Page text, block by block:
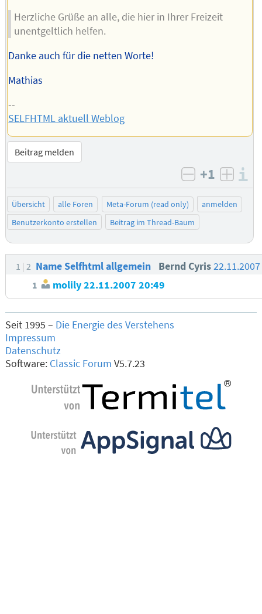
Herzliche Grüße an alle, die hier in Ihrer Freizeit
unentgeltlich helfen.
Danke auch für die netten Worte!
Mathias
--
SELFHTML aktuell Weblog
Beitrag melden
negativ
+1
Übersicht alle Foren Meta-Forum (read only)
anmelden
Benutzerkonto erstellen
Beitrag im Thread-Baum
1 2 Name Selfhtml allgemein Bernd Cyris
1 molily22.11.2007 20:49
Seit 1995 – Die Energie des Verstehens
Impressum
Datenschutz
Software: Classic Forum V5.7.23